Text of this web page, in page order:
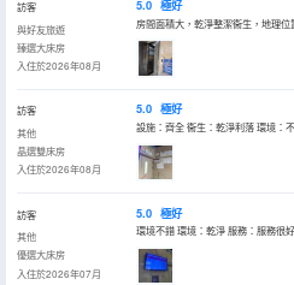
訪客
與好友旅遊
臻選大床房
入住於2026年08月
5.0 極好
房間面積大，乾淨整潔衞生，地理位
訪客
其他
晶選雙床房
入住於2026年08月
5.0 極好
設施：齊全 衞生：乾淨利落 環境：
訪客
其他
優選大床房
入住於2026年07月
5.0 極好
環境不錯 環境：乾淨 服務：服務很